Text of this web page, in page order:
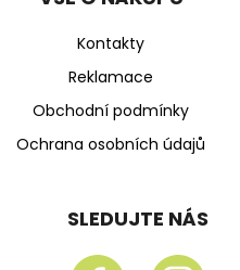
Kontakty
Reklamace
Obchodní podmínky
Ochrana osobních údajů
SLEDUJTE NÁS